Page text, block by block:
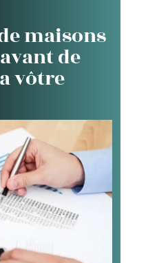
maisons
de
vôtre